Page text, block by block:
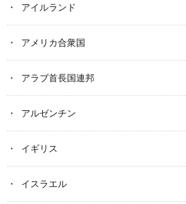
アイルランド
アメリカ合衆国
アラブ首長国連邦
アルゼンチン
イギリス
イスラエル